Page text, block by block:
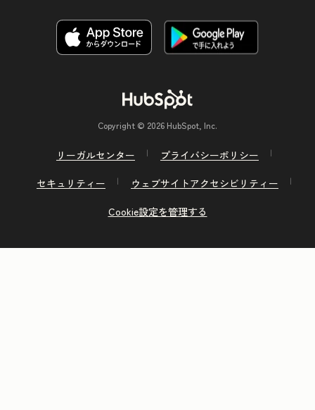
Copyright © 2026 HubSpot, Inc.
リーガルセンター
プライバシーポリシー
セキュリティー
ウェブサイトアクセシビリティー
Cookie設定を管理する